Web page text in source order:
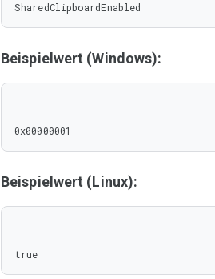
SharedClipboardEnabled
Beispielwert (Windows):
0x00000001
Beispielwert (Linux):
true